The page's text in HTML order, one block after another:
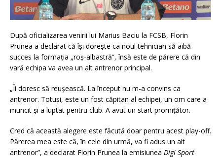
După oficializarea venirii lui Marius Baciu la FCSB, Florin
Prunea a declarat că își dorește ca noul tehnician să aibă
succes la formația „roș-albastră”, însă este de părere că din
vară echipa va avea un alt antrenor principal.
„Îi doresc să reușească. La început nu m-a convins ca
antrenor. Totuși, este un fost căpitan al echipei, un om care a
muncit și a luptat pentru club. A avut un start promițător.
Cred că această alegere este făcută doar pentru acest play-off.
Părerea mea este că, în cele din urmă, va fi adus un alt
antrenor”, a declarat Florin Prunea la emisiunea Digi Sport